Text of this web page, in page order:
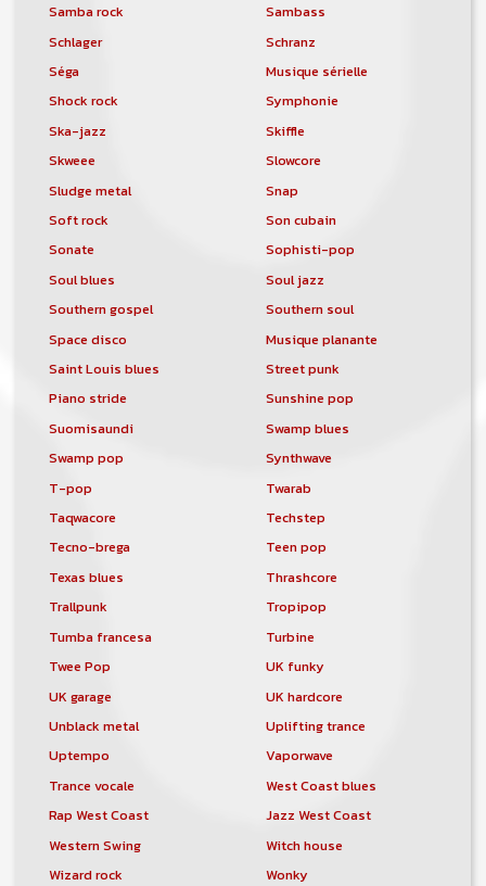
Samba rock
Sambass
Schlager
Schranz
Séga
Musique sérielle
Shock rock
Symphonie
Ska-jazz
Skiffle
Skweee
Slowcore
Sludge metal
Snap
Soft rock
Son cubain
Sonate
Sophisti-pop
Soul blues
Soul jazz
Southern gospel
Southern soul
Space disco
Musique planante
Saint Louis blues
Street punk
Piano stride
Sunshine pop
Suomisaundi
Swamp blues
Swamp pop
Synthwave
T-pop
Twarab
Taqwacore
Techstep
Tecno-brega
Teen pop
Texas blues
Thrashcore
Trallpunk
Tropipop
Tumba francesa
Turbine
Twee Pop
UK funky
UK garage
UK hardcore
Unblack metal
Uplifting trance
Uptempo
Vaporwave
Trance vocale
West Coast blues
Rap West Coast
Jazz West Coast
Western Swing
Witch house
Wizard rock
Wonky